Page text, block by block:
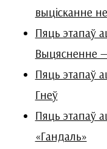
выцісканне
Пяць этапаў
Выцясненне
Пяць этапаў
Гнеў
Пяць этапаў
«Гандаль»